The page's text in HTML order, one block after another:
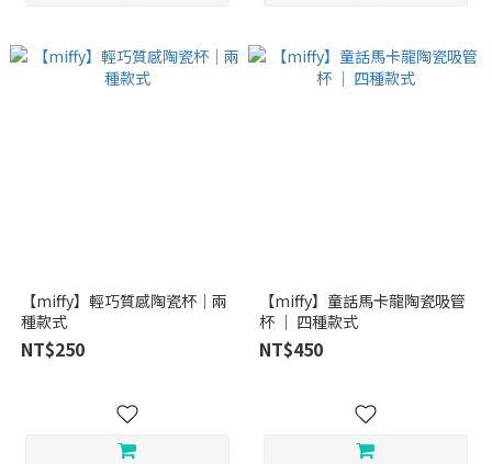
【miffy】輕巧質感陶瓷杯｜兩
種款式
NT$250
【miffy】童話馬卡龍陶瓷吸管
杯 ｜ 四種款式
NT$450